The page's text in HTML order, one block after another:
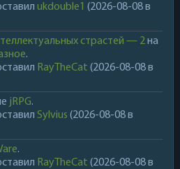
ukdouble1 (2026-08-08 в
страстей — 2на
.
RayTheCat (2026-08-08 в
jRPG.
Sylvius (2026-08-08 в
.
RayTheCat (2026-08-08 в